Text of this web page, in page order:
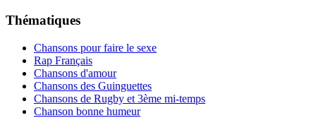
Thématiques
Chansons pour faire le sexe
Rap Français
Chansons d'amour
Chansons des Guinguettes
Chansons de Rugby et 3ème mi-temps
Chanson bonne humeur